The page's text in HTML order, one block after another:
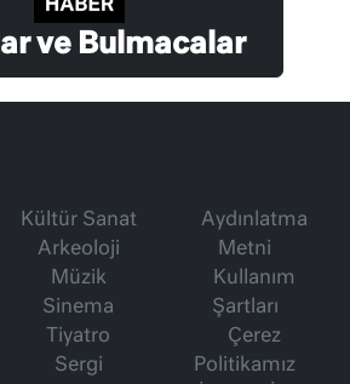
ve Bulmacalar
Kültür Sanat
Arkeoloji
Müzik
Sinema
Tiyatro
Sergi
Aydınlatma
Metni
Kullanım
Şartları
Çerez
Politikamız